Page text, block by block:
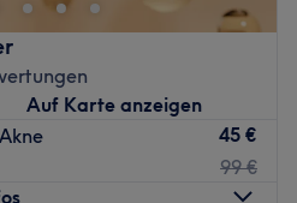
Auf Karte anzeigen
45 €
99 €